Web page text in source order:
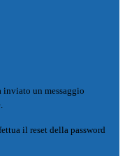
inviato un messaggio
il reset della password